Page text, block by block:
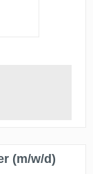
(m/w/d)